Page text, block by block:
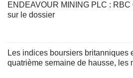
ENDEAVOUR MINING PLC :
sur le dossier
Les indices boursiers britanniques
quatrième semaine de hausse, les